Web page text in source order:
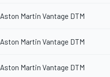
Aston Martin Vantage DTM
Aston Martin Vantage DTM
Aston Martin Vantage DTM